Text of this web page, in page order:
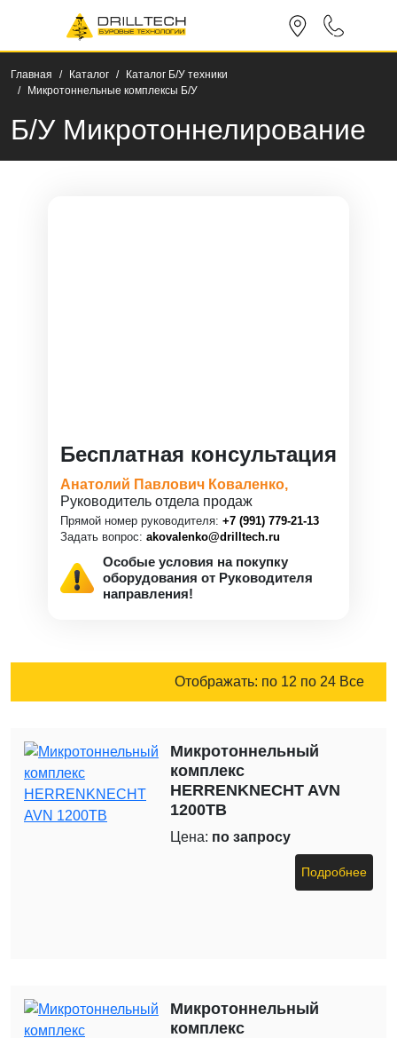
Главная Каталог
Каталог Б/У техники
Микротоннельные комплексы Б/У
Б/У Микротоннелирование
Бесплатная консультация
Анатолий Павлович Коваленко,
Руководитель отдела продаж
Прямой номер руководителя: +7 (991) 779-21-13
Задать вопрос: akovalenko@drilltech.ru
Особые условия на покупку
оборудования от Руководителя
направления!
Отображать: по 12 по 24 Все
Микротоннельный
комплекс
HERRENKNECHT AVN
1200TB
Цена: по запросу
Подробнее
Микротоннельный
комплекс